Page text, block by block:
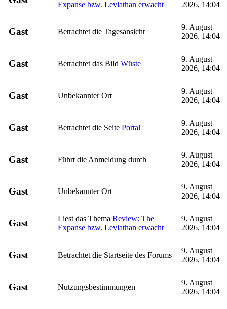
Expanse bzw. Leviathan erwacht 2026, 14:04
Gast Betrachtet die Tagesansicht
9. August
2026, 14:04
Gast Betrachtet das Bild Wüste
9. August
2026, 14:04
Gast Unbekannter Ort
9. August
2026, 14:04
Gast Betrachtet die Seite Portal
9. August
2026, 14:04
Gast Führt die Anmeldung durch
9. August
2026, 14:04
Gast Unbekannter Ort
9. August
2026, 14:04
Gast Liest das Thema Review: The
Expanse bzw. Leviathan erwacht
9. August
2026, 14:04
Gast Betrachtet die Startseite des Forums
9. August
2026, 14:04
Gast Nutzungsbestimmungen
9. August
2026, 14:04